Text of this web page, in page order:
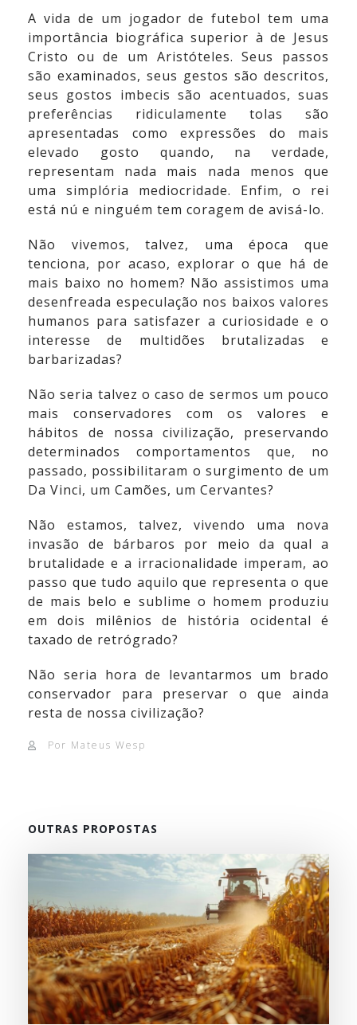
A vida de um jogador de futebol tem uma
importância biográfica superior à de Jesus
Cristo ou de um Aristóteles. Seus passos
são examinados, seus gestos são descritos,
seus gostos imbecis são acentuados, suas
preferências ridiculamente tolas são
apresentadas como expressões do mais
elevado gosto quando, na verdade,
representam nada mais nada menos que
uma simplória mediocridade. Enfim, o rei
está nú e ninguém tem coragem de avisá-lo.
Não vivemos, talvez, uma época que
tenciona, por acaso, explorar o que há de
mais baixo no homem? Não assistimos uma
desenfreada especulação nos baixos valores
humanos para satisfazer a curiosidade e o
interesse de multidões brutalizadas e
barbarizadas?
Não seria talvez o caso de sermos um pouco
mais conservadores com os valores e
hábitos de nossa civilização, preservando
determinados comportamentos que, no
passado, possibilitaram o surgimento de um
Da Vinci, um Camões, um Cervantes?
Não estamos, talvez, vivendo uma nova
invasão de bárbaros por meio da qual a
brutalidade e a irracionalidade imperam, ao
passo que tudo aquilo que representa o que
de mais belo e sublime o homem produziu
em dois milênios de história ocidental é
taxado de retrógrado?
Não seria hora de levantarmos um brado
conservador para preservar o que ainda
resta de nossa civilização?
Por Mateus Wesp
OUTRAS PROPOSTAS